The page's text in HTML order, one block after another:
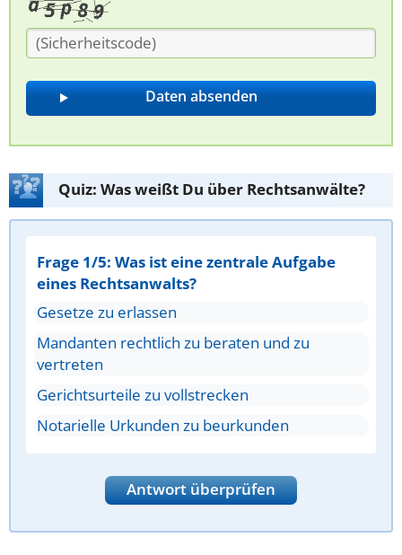
Quiz: Was weißt Du über Rechtsanwälte?
Frage 1/5: Was ist eine zentrale Aufgabe
eines Rechtsanwalts?
Gesetze zu erlassen
Mandanten rechtlich zu beraten und zu
vertreten
Gerichtsurteile zu vollstrecken
Notarielle Urkunden zu beurkunden
Antwort überprüfen